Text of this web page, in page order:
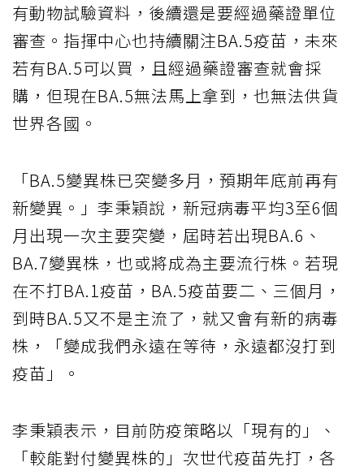
有動物試驗資料，後續還是要經過藥證單位
審查。指揮中心也持續關注BA.5疫苗，未來
若有BA.5可以買，且經過藥證審查就會採
購，但現在BA.5無法馬上拿到，也無法供貨
世界各國。
「BA.5變異株已突變多月，預期年底前再有
新變異。」李秉穎說，新冠病毒平均3至6個
月出現一次主要突變，屆時若出現BA.6、
BA.7變異株，也或將成為主要流行株。若現
在不打BA.1疫苗，BA.5疫苗要二、三個月，
到時BA.5又不是主流了，就又會有新的病毒
株，「變成我們永遠在等待，永遠都沒打到
疫苗」。
李秉穎表示，目前防疫策略以「現有的」、
「較能對付變異株的」次世代疫苗先打，各